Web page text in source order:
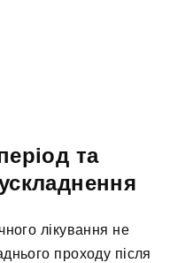
та
лікування не
проходу після